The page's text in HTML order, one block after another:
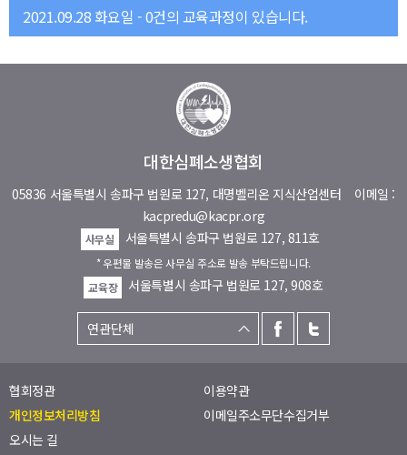
2021.09.28 화요일 - 0건의 교육과정이 있습니다.
대한심폐소생협회
05836 서울특별시 송파구 법원로 127, 대명벨리온 지식산업센터 이메일 :
kacpredu@kacpr.org
사무실 서울특별시 송파구 법원로 127, 811호
* 우편물 발송은 사무실 주소로 발송 부탁드립니다.
교육장
서울특별시 송파구 법원로 127, 908호
협회정관
이용약관
개인정보처리방침
이메일주소무단수집거부
오시는 길